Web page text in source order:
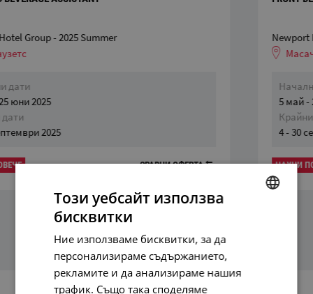
Newport Hotel Group - 2025 Summer
5 май - 25 юни 2025
4 - 30 септември 2025
НАУЧИ ПОВЕЧЕ СРАВНИ ОФЕРТА
Този уебсайт използва
бисквитки
Ние използваме бисквитки, за да
персонализираме съдържанието,
рекламите и да анализираме нашия
трафик. Също така споделяме